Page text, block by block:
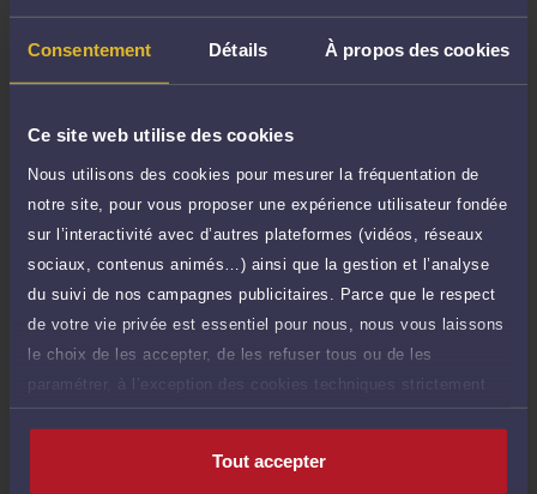
Consentement Détails À propos des cookies
Ce site web utilise des cookies
Nous utilisons des cookies pour mesurer la fréquentation de
notre site, pour vous proposer une expérience utilisateur fondée
sur l’interactivité avec d’autres plateformes (vidéos, réseaux
sociaux, contenus animés…) ainsi que la gestion et l’analyse
du suivi de nos campagnes publicitaires. Parce que le respect
de votre vie privée est essentiel pour nous, nous vous laissons
le choix de les accepter, de les refuser tous ou de les
paramétrer, à l’exception des cookies techniques strictement
nécessaires au fonctionnement du site.
Tout accepter
Question simple
Réponse concise à votre question (moins
de 1.000 caractères)
50 €
TTC
Consultation écrite
Etude de votre dossier + possibilité
d'ajout d'une pièce jointe
180 €
TTC
Consulter par écrit
Voir sa Grille indicative des Honoraires
Compétences